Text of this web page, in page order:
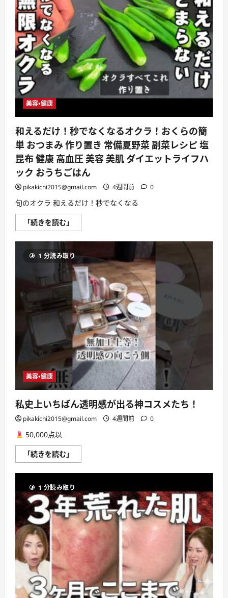
読
む
リ
ン
の
ヤ
バ
効
果
10
選！
「ワ
セ
リ
ン
〇」
若
返
る
最
強
の
方
法
【使
い
方
＆
種
較】
に
い
て
さ
ら
に
む
美容・健康
和えるだけ！秒でなくなるオクラ！おくらの簡
単 おつまみ 作り置き 常備夏野菜 副菜レシピ 塩
昆布 健康 高血圧 美容 美肌 ダイエットライフハ
ック おうちごはん
pikakichi2015@gmail.com 4週間前 0
旬のオクラ 和えるだけ！秒でなくなる
「続きを読む」
え
だ
秒
で
な
く
オ
ク
ラ！
お
く
ら
の
簡
単
お
つ
ま
み
作
り
置
常
野
菜
レ
ピ
塩
昆
布
健
高
血
圧
美
ダ
イ
エ
1 分読み取り
美容・健康
私史上いちばん透明感が出る神コスメたち！
pikakichi2015@gmail.com 4週間前 0
50,000点以
「続きを読む」
史
い
ば
ん
透
明
感
出
る
神
コ
メ
た
ち！
に
1 分読み取り